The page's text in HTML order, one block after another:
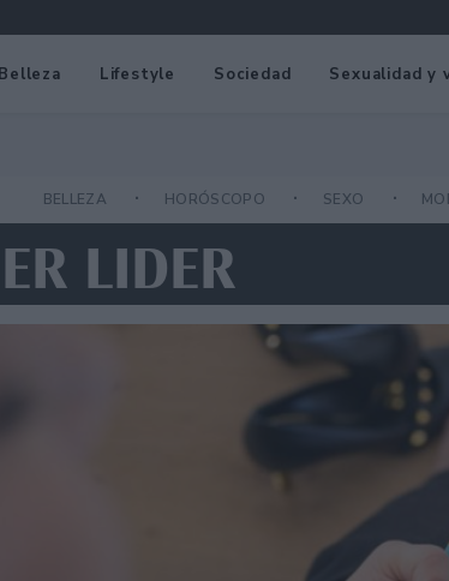
Belleza Lifestyle Sociedad Sexualidad y
BELLEZA HORÓSCOPO SEXO
LIDER